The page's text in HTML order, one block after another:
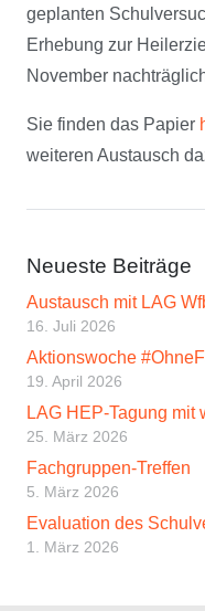
geplanten
Erhebung zur
November
Sie finden das Papier
weiteren Austausch
Neueste Beiträge
Austausch mit LAG
16. Juli 2026
Aktionswoche
19. April 2026
LAG HEP-Tagung mit
25. März 2026
Fachgruppen-Treffen
5. März 2026
Evaluation des
1. März 2026